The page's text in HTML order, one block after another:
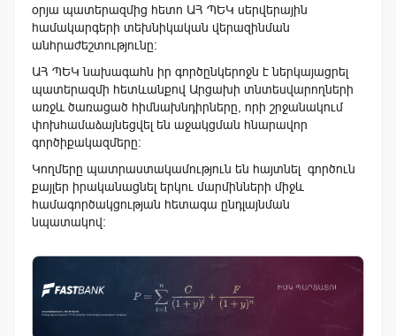
օրյա պատերազմից հետո ԱՀ ՊԵԿ սերվերային
համակարգերի տեխնիկական վերազինման
անհրաժեշտությունը:
ԱՀ ՊԵԿ նախագահն իր գործընկերոջն է ներկայացրել
պատերազմի հետևանքով Արցախի տնտեսվարողների
առջև ծառացած հիմնախնդիրները, որի շրջանակում
փոխհամաձայնեցվել են աջակցման հնարավոր
գործիքակազմերը:
Կողմերը պատրաստակամություն են հայտնել գործուն
քայլեր իրականացնել երկու մարմինների միջև
համագործակցության հետագա ընդլայնման
նպատակով։